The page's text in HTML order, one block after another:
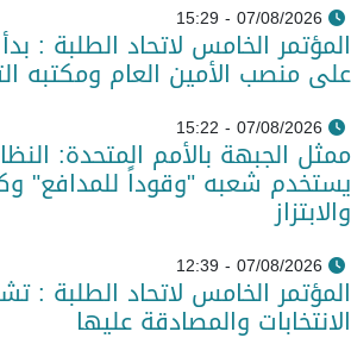
07/08/2026 - 15:29
المؤتمر الخامس لاتحاد الطلبة : بدأ
على منصب الأمين العام ومكتبه
07/08/2026 - 15:22
ممثل الجبهة بالأمم المتحدة:
يستخدم شعبه "وقوداً للمدافع"
والابتزاز
07/08/2026 - 12:39
المؤتمر الخامس لاتحاد الطلبة :
الانتخابات والمصادقة عليها